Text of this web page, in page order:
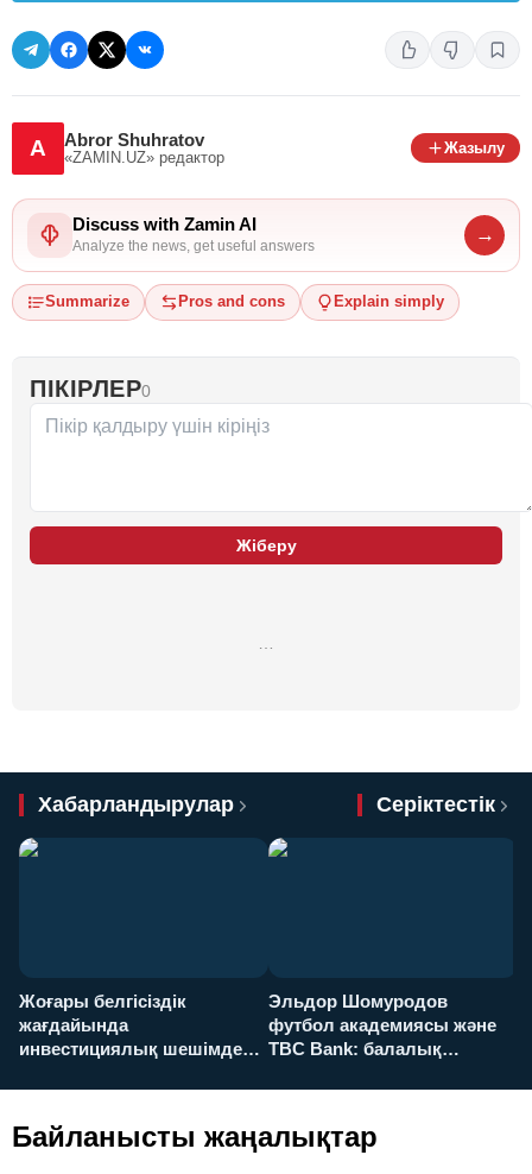
A Abror Shuhratov
«ZAMIN.UZ» редактор
Жазылу
Discuss with Zamin AI
Analyze the news, get useful answers
→
Summarize Pros and cons Explain simply
ПІКІРЛЕР0
Жіберу
Хабарландырулар Серіктестік
Жоғары белгісіздік
жағдайында
инвестициялық шешімдер
Эльдор Шомуродов
футбол академиясы және
TBC Bank: балалық
Байланысты жаңалықтар